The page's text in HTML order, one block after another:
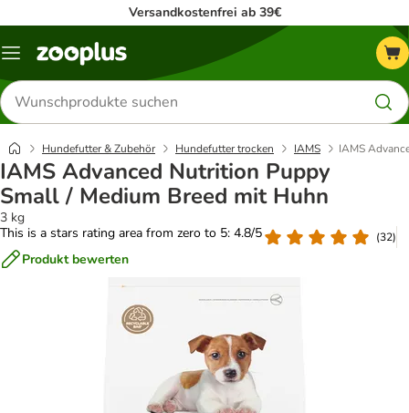
Versandkostenfrei ab 39€
Menü
Produkte
suchen
Hundefutter & Zubehör Hundefutter trocken IAMS IAMS
IAMS Advanced Nutrition Puppy
Small / Medium Breed mit Huhn
3 kg
This is a stars rating area from zero to 5: 4.8/5
(32)
Produkt bewerten